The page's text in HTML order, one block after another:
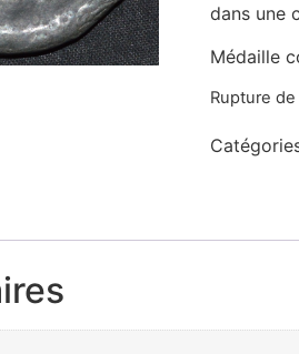
dans une
Médaille
Rupture